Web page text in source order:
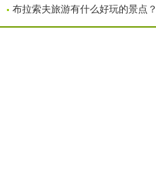
布拉索夫旅游有什么好玩的景点？